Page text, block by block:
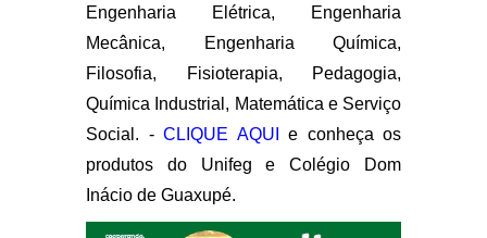
Engenharia Elétrica, Engenharia
Mecânica, Engenharia Química,
Filosofia, Fisioterapia, Pedagogia,
Química Industrial, Matemática e Serviço
Social. - CLIQUE AQUI
e conheça os
produtos do Unifeg e Colégio Dom
Inácio de Guaxupé.